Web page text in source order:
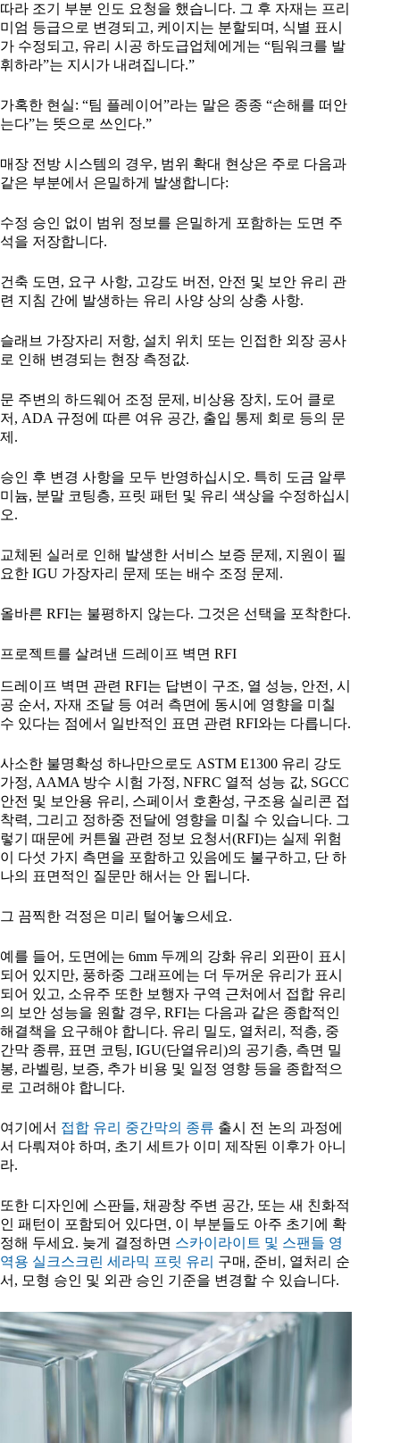
따라 조기 부분 인도 요청을 했습니다. 그 후 자재는 프리
미엄 등급으로 변경되고, 케이지는 분할되며, 식별 표시
가 수정되고, 유리 시공 하도급업체에게는 “팀워크를 발
휘하라”는 지시가 내려집니다.”
가혹한 현실: “팀 플레이어”라는 말은 종종 “손해를 떠안
는다”는 뜻으로 쓰인다.”
매장 전방 시스템의 경우, 범위 확대 현상은 주로 다음과
같은 부분에서 은밀하게 발생합니다:
수정 승인 없이 범위 정보를 은밀하게 포함하는 도면 주
석을 저장합니다.
건축 도면, 요구 사항, 고강도 버전, 안전 및 보안 유리 관
련 지침 간에 발생하는 유리 사양 상의 상충 사항.
슬래브 가장자리 저항, 설치 위치 또는 인접한 외장 공사
로 인해 변경되는 현장 측정값.
문 주변의 하드웨어 조정 문제, 비상용 장치, 도어 클로
저, ADA 규정에 따른 여유 공간, 출입 통제 회로 등의 문
제.
승인 후 변경 사항을 모두 반영하십시오. 특히 도금 알루
미늄, 분말 코팅층, 프릿 패턴 및 유리 색상을 수정하십시
오.
교체된 실러로 인해 발생한 서비스 보증 문제, 지원이 필
요한 IGU 가장자리 문제 또는 배수 조정 문제.
올바른 RFI는 불평하지 않는다. 그것은 선택을 포착한다.
프로젝트를 살려낸 드레이프 벽면 RFI
드레이프 벽면 관련 RFI는 답변이 구조, 열 성능, 안전, 시
공 순서, 자재 조달 등 여러 측면에 동시에 영향을 미칠
수 있다는 점에서 일반적인 표면 관련 RFI와는 다릅니다.
사소한 불명확성 하나만으로도 ASTM E1300 유리 강도
가정, AAMA 방수 시험 가정, NFRC 열적 성능 값, SGCC
안전 및 보안용 유리, 스페이서 호환성, 구조용 실리콘 접
착력, 그리고 정하중 전달에 영향을 미칠 수 있습니다. 그
렇기 때문에 커튼월 관련 정보 요청서(RFI)는 실제 위험
이 다섯 가지 측면을 포함하고 있음에도 불구하고, 단 하
나의 표면적인 질문만 해서는 안 됩니다.
그 끔찍한 걱정은 미리 털어놓으세요.
예를 들어, 도면에는 6mm 두께의 강화 유리 외판이 표시
되어 있지만, 풍하중 그래프에는 더 두꺼운 유리가 표시
되어 있고, 소유주 또한 보행자 구역 근처에서 접합 유리
의 보안 성능을 원할 경우, RFI는 다음과 같은 종합적인
해결책을 요구해야 합니다. 유리 밀도, 열처리, 적층, 중
간막 종류, 표면 코팅, IGU(단열유리)의 공기층, 측면 밀
봉, 라벨링, 보증, 추가 비용 및 일정 영향 등을 종합적으
로 고려해야 합니다.
여기에서 접합 유리 중간막의 종류 출시 전 논의 과정에
서 다뤄져야 하며, 초기 세트가 이미 제작된 이후가 아니
라.
또한 디자인에 스판들, 채광창 주변 공간, 또는 새 친화적
인 패턴이 포함되어 있다면, 이 부분들도 아주 초기에 확
정해 두세요. 늦게 결정하면 스카이라이트 및 스팬들 영
역용 실크스크린 세라믹 프릿 유리 구매, 준비, 열처리 순
서, 모형 승인 및 외관 승인 기준을 변경할 수 있습니다.